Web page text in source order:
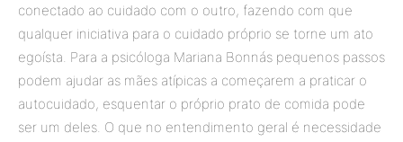
conectado ao cuidado com o outro, fazendo com que
qualquer iniciativa para o cuidado próprio se torne um ato
egoísta. Para a psicóloga Mariana Bonnás pequenos passos
podem ajudar as mães atípicas a começarem a praticar o
autocuidado, esquentar o próprio prato de comida pode
ser um deles. O que no entendimento geral é necessidade